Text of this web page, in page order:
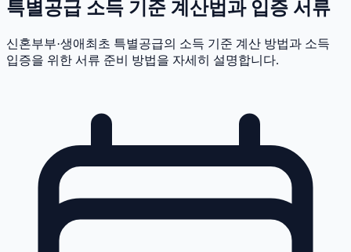
특별공급 소득 기준 계산법과 입증 서류
신혼부부·생애최초 특별공급의 소득 기준 계산 방법과 소득
입증을 위한 서류 준비 방법을 자세히 설명합니다.